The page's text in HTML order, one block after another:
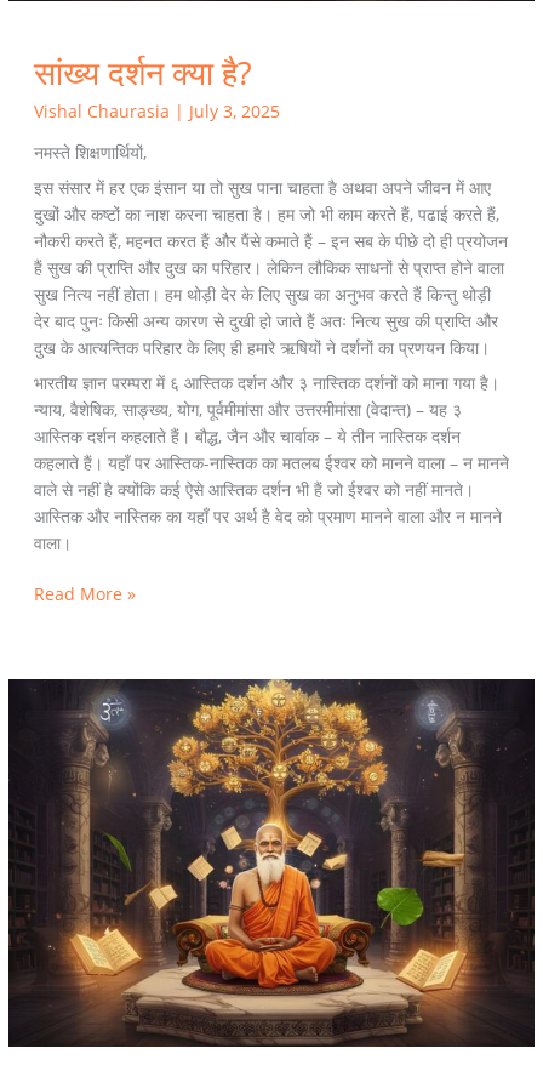
सांख्य दर्शन क्या है?
Vishal Chaurasia | July 3, 2025
नमस्ते शिक्षणार्थियों,
इस संसार में हर एक इंसान या तो सुख पाना चाहता है अथवा अपने जीवन में आए
दुखों और कष्टों का नाश करना चाहता है। हम जो भी काम करते हैं, पढाई करते हैं,
नौकरी करते हैं, महनत करत हैं और पैंसे कमाते हैं – इन सब के पीछे दो ही प्रयोजन
हैं सुख की प्राप्ति और दुख का परिहार। लेकिन लौकिक साधनों से प्राप्त होने वाला
सुख नित्य नहीं होता। हम थोड़ी देर के लिए सुख का अनुभव करते हैं किन्तु थोड़ी
देर बाद पुनः किसी अन्य कारण से दुखी हो जाते हैं अतः नित्य सुख की प्राप्ति और
दुख के आत्यन्तिक परिहार के लिए ही हमारे ऋषियों ने दर्शनों का प्रणयन किया।
भारतीय ज्ञान परम्परा में ६ आस्तिक दर्शन और ३ नास्तिक दर्शनों को माना गया है।
न्याय, वैशेषिक, साङ्ख्य, योग, पूर्वमीमांसा और उत्तरमीमांसा (वेदान्त) – यह ३
आस्तिक दर्शन कहलाते हैं। बौद्ध, जैन और चार्वाक – ये तीन नास्तिक दर्शन
कहलाते हैं। यहाँ पर आस्तिक-नास्तिक का मतलब ईश्वर को मानने वाला – न मानने
वाले से नहीं है क्योंकि कई ऐसे आस्तिक दर्शन भी हैं जो ईश्वर को नहीं मानते।
आस्तिक और नास्तिक का यहाँ पर अर्थ है वेद को प्रमाण मानने वाला और न मानने
वाला।
Read More »
Sankhya
Philosophy?